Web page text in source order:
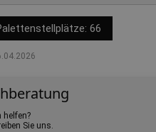
66
helfen?
Sie uns.